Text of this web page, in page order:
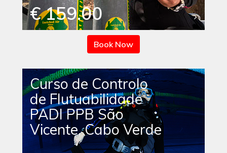
€ 159.00
Book Now
Curso de Controlo
de Flutuabilidade
PADI PPB São
Vicente, Cabo Verde